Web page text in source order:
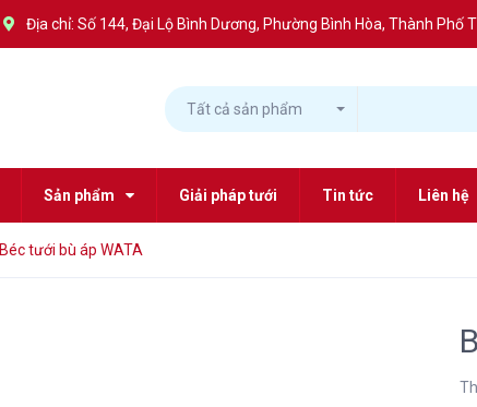
Địa chỉ: Số 144, Đại Lộ Bình Dương, Phường Bình Hòa, Thành Phố
Tất cả sản phẩm
Sản phẩm Giải pháp tưới Tin tức Liên hệ
Béc tưới bù áp WATA